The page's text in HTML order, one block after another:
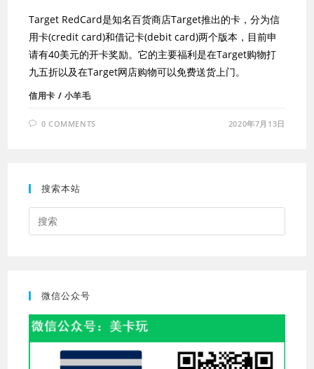
Target RedCard是知名百货商店Target推出的卡，分为信
用卡(credit card)和借记卡(debit card)两个版本，目前申
请有40美元的开卡奖励。它的主要福利是在Target购物打
九五折以及在Target网店购物可以免费送货上门。
信用卡 / 小羊毛
0 COMMENTS 2020年7月13日
搜索本站
微信公众号